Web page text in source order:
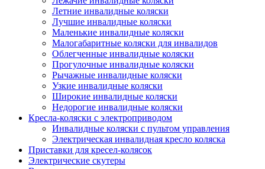
Летние инвалидные коляски
Лучшие инвалидные коляски
Маленькие инвалидные коляски
Малогабаритные коляски для инвалидов
Облегченные инвалидные коляски
Прогулочные инвалидные коляски
Рычажные инвалидные коляски
Узкие инвалидные коляски
Широкие инвалидные коляски
Недорогие инвалидные коляски
Кресла-коляски с электроприводом
Инвалидные коляски с пультом управления
Электрическая инвалидная кресло коляска
Приставки для кресел-колясок
Электрические скутеры